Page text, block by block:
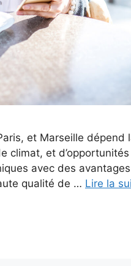
et Marseille dépend
climat, et
avec des
qualité de … Lire la